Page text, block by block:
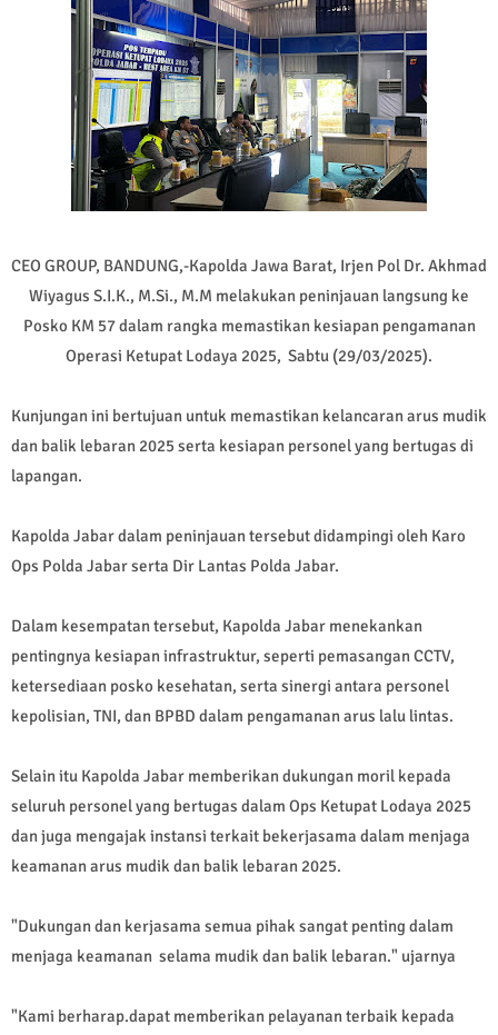
CEO GROUP, BANDUNG,-Kapolda Jawa Barat, Irjen Pol Dr. Akhmad
Wiyagus S.I.K., M.Si., M.M melakukan peninjauan langsung ke
Posko KM 57 dalam rangka memastikan kesiapan pengamanan
Operasi Ketupat Lodaya 2025, Sabtu (29/03/2025).
Kunjungan ini bertujuan untuk memastikan kelancaran arus mudik
dan balik lebaran 2025 serta kesiapan personel yang bertugas di
lapangan.
Kapolda Jabar dalam peninjauan tersebut didampingi oleh Karo
Ops Polda Jabar serta Dir Lantas Polda Jabar.
Dalam kesempatan tersebut, Kapolda Jabar menekankan
pentingnya kesiapan infrastruktur, seperti pemasangan CCTV,
ketersediaan posko kesehatan, serta sinergi antara personel
kepolisian, TNI, dan BPBD dalam pengamanan arus lalu lintas.
Selain itu Kapolda Jabar memberikan dukungan moril kepada
seluruh personel yang bertugas dalam Ops Ketupat Lodaya 2025
dan juga mengajak instansi terkait bekerjasama dalam menjaga
keamanan arus mudik dan balik lebaran 2025.
"Dukungan dan kerjasama semua pihak sangat penting dalam
menjaga keamanan selama mudik dan balik lebaran." ujarnya
"Kami berharap.dapat memberikan pelayanan terbaik kepada